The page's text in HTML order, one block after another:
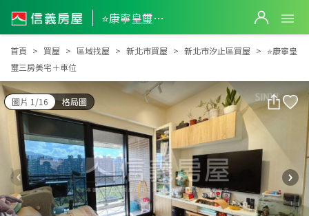
⭐康寧皇璽三房美宅＋車位
⭐康寧皇璽三房美宅＋車位
首頁 買屋 區域找屋 新北市買屋 新北市汐止區買屋
⭐康寧皇
璽三房美宅＋車位
圖片 1/16 格局圖